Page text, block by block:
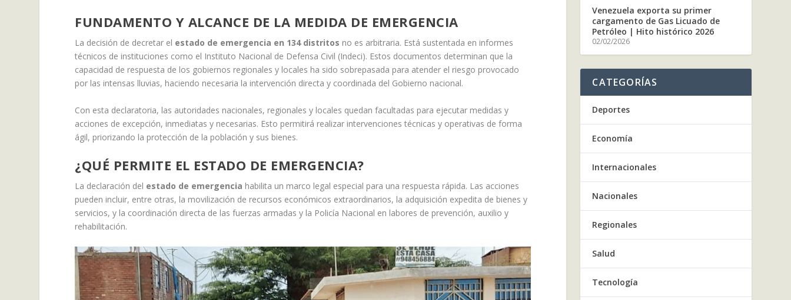
FUNDAMENTO Y ALCANCE DE LA MEDIDA DE EMERGENCIA
La decisión de decretar el estado de emergencia en 134 distritos no es arbitraria. Está sustentada en informes
técnicos de instituciones como el Instituto Nacional de Defensa Civil (Indeci). Estos documentos determinan que la
capacidad de respuesta de los gobiernos regionales y locales ha sido sobrepasada para atender el riesgo provocado
por las intensas lluvias, haciendo necesaria la intervención directa y coordinada del Gobierno nacional.
Con esta declaratoria, las autoridades nacionales, regionales y locales quedan facultadas para ejecutar medidas y
acciones de excepción, inmediatas y necesarias. Esto permitirá realizar intervenciones técnicas y operativas de forma
ágil, priorizando la protección de la población y sus bienes.
¿QUÉ PERMITE EL ESTADO DE EMERGENCIA?
La declaración del estado de emergencia habilita un marco legal especial para una respuesta rápida. Las acciones
pueden incluir, entre otras, la movilización de recursos económicos extraordinarios, la adquisición expedita de bienes y
servicios, y la coordinación directa de las fuerzas armadas y la Policía Nacional en labores de prevención, auxilio y
rehabilitación.
Venezuela exporta su primer
cargamento de Gas Licuado de
Petróleo | Hito histórico 2026
02/02/2026
CATEGORÍAS
Deportes
Economía
Internacionales
Nacionales
Regionales
Salud
Tecnología